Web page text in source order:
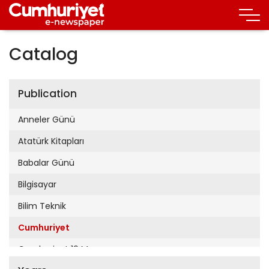
Catalog
Publication
Anneler Günü
Atatürk Kitapları
Babalar Günü
Bilgisayar
Bilim Teknik
Cumhuriyet
Cumhuriyet 19 Mayıs